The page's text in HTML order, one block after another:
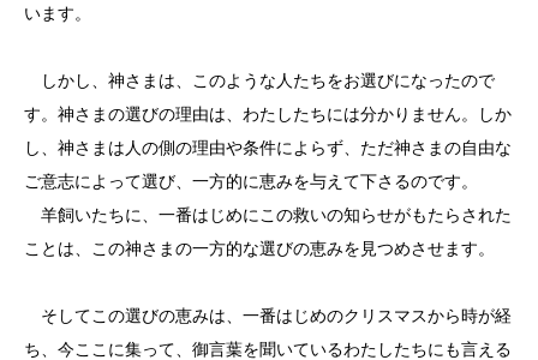
います。
しかし、神さまは、このような人たちをお選びになったので
す。神さまの選びの理由は、わたしたちには分かりません。しか
し、神さまは人の側の理由や条件によらず、ただ神さまの自由な
ご意志によって選び、一方的に恵みを与えて下さるのです。
羊飼いたちに、一番はじめにこの救いの知らせがもたらされた
ことは、この神さまの一方的な選びの恵みを見つめさせます。
そしてこの選びの恵みは、一番はじめのクリスマスから時が経
ち、今ここに集って、御言葉を聞いているわたしたちにも言える